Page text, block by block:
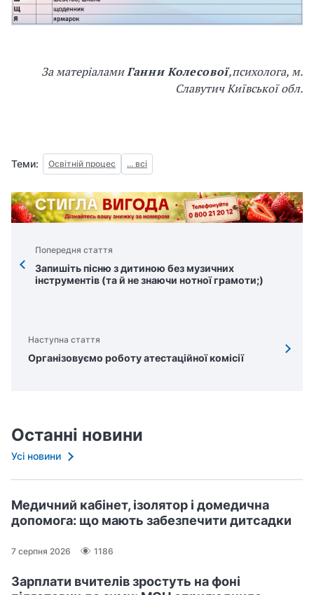
За матеріаламиГанни Колесової,психолога, м.
Славутич Київської обл.
Теми: Освітній процес ... всі
Попередня стаття
Запишіть пісню з дитиною без музичних
інструментів (та й не знаючи нотної грамоти;)
Наступна стаття
Організовуємо роботу атестаційної комісії
Останні новини
Усі новини
Медичний кабінет, ізолятор і домедична
допомога: що мають забезпечити дитсадки
7 серпня 2026 1186
Зарплати вчителів зростуть на фоні